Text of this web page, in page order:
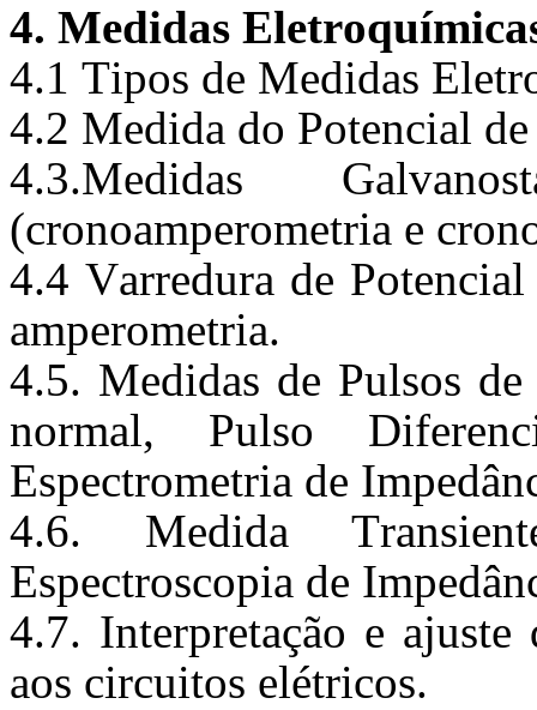
4. Medidas
4.1 Tipos de Medidas
4.2 Medida do Potencial
4.3.Medidas
(cronoamperometria e
4.4 Varredura de
amperometria.
4.5. Medidas de Pulsos
normal, Pulso
Espectrometria de
4.6. Medida
Espectroscopia de
4.7. Interpretação e
aos circuitos elétricos.